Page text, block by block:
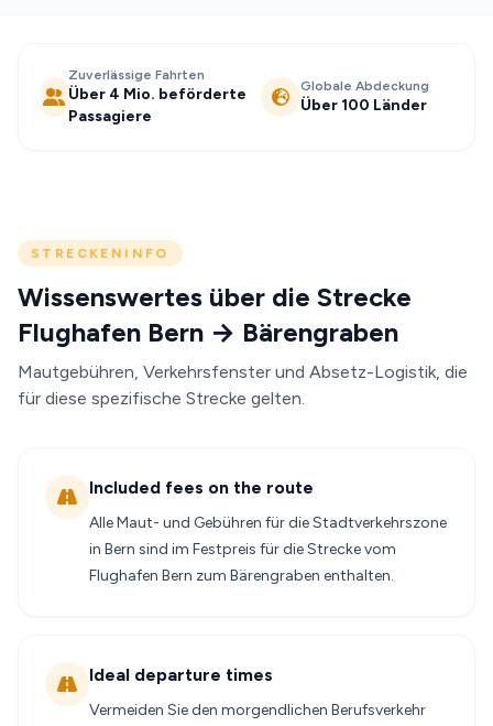
Zuverlässige Fahrten
Über 4 Mio. beförderte
Passagiere
Globale Abdeckung
Über 100 Länder
STRECKENINFO
Wissenswertes über die Strecke
Flughafen Bern → Bärengraben
Mautgebühren, Verkehrsfenster und Absetz-Logistik, die
für diese spezifische Strecke gelten.
Included fees on the route
Alle Maut- und Gebühren für die Stadtverkehrszone
in Bern sind im Festpreis für die Strecke vom
Flughafen Bern zum Bärengraben enthalten.
Ideal departure times
Vermeiden Sie den morgendlichen Berufsverkehr